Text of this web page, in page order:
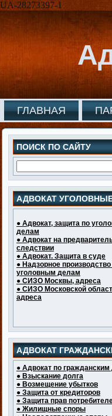
UA-28273397-1
ГЛАВНАЯ
ПОИСК ПО САЙТУ
АДВОКАТ
● Адвокат, защита по
делам
● Адвокат на
следствии
● Адвокат. Защита в суде
● Надзорное производство
уголовным делам
● СИЗО Москвы, адреса
● СИЗО Московской
адреса
АДВОКАТ
● Адвокат по
● Взыскание долга
● Возмещение убытков
● Защита от кредиторов
● Защита прав
● Жилищные споры